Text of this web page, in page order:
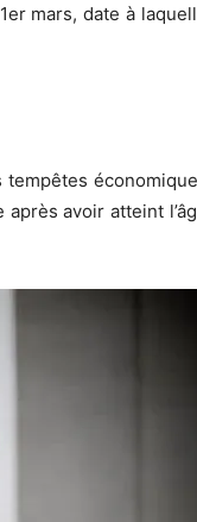
mars, date à
tempêtes
avoir atteint